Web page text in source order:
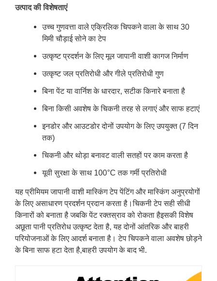
उत्पाद की विशेषताएं
उच्च गुणवत्ता वाले एक्रिलिक चिपकने वाला के साथ 30
मिमी चौड़ाई सोने का टेप
उत्कृष्ट प्रदर्शन के लिए मूल जापानी वाशी कागज निर्माण
उत्कृष्ट जल प्रतिरोधी और गीले प्रतिरोधी गुण
बिना पेंट या वार्निश के धारदार, सटीक किनारे बनाता है
बिना किसी अवशेष के चिकनी तरह से लगाएं और साफ हटाएं
इनडोर और आउटडोर दोनों उपयोग के लिए उपयुक्त (7 दिन
तक)
चिकनी और थोड़ा बनावट वाली सतहों पर काम करता है
यूवी सुरक्षा के साथ 100°C तक गर्मी प्रतिरोधी
यह प्रीमियम जापानी वाशी मास्किंग टेप पेंटिंग और मास्किंग अनुप्रयोगों
के लिए असाधारण प्रदर्शन प्रदान करता है।चिकनी टेप सही सीधी
किनारों को बनाता है जबकि पेंट रक्तस्राव को रोकता हैइसकी विशेष
अछूता पानी प्रतिरोध उत्कृष्ट देता है, यह दोनों आंतरिक और बाहरी
परियोजनाओं के लिए आदर्श बनाता है। टेप चिपकने वाला अवशेष छोड़ने
के बिना साफ हटा देता है,बाहरी उपयोग के बाद भी.